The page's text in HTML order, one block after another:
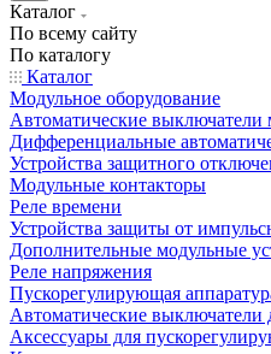
Каталог
По всему сайту
По каталогу
Каталог
Модульное оборудование
Автоматические выключатели
Дифференциальные
Устройства защитного
Модульные контакторы
Реле времени
Устройства защиты от
Дополнительные модульные
Реле напряжения
Пускорегулирующая
Автоматические выключатели
Аксессуары для